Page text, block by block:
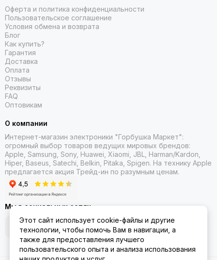
Оферта и политика конфиденциальности
Пользовательское соглашение
Условия обмена и возврата
Блог
Как купить?
Гарантия
Доставка
Оплата
Отзывы
Реквизиты
FAQ
Оптовикам
О компании
Интернет-магазин электроники "Горбушка Маркет":
огромный выбор товаров ведущих мировых брендов:
Apple, Samsung, Sony, Huawei, Xiaomi, JBL, Harman/Kardon,
Hiper, Baseus, Satechi, Belkin, Pitaka, Spigen. На технику Apple
предлагается акция Трейд-ин по разумным ценам.
Мы в социальных сетях
Этот сайт использует cookie-файлы и другие
технологии, чтобы помочь Вам в навигации, а
также для предоставления лучшего
пользовательского опыта и анализа использования